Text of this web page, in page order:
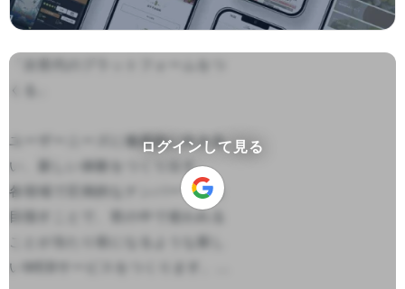
「次世代のプラットフォームをつ
くる」
ユーザーニーズに徹底的に向き合
い、新しい体験をつくり出す。
各領域で圧倒的なナンバーワンを
目指すことで、世の中で使われる
いWEBサービスをつくります。...
ログインして見る